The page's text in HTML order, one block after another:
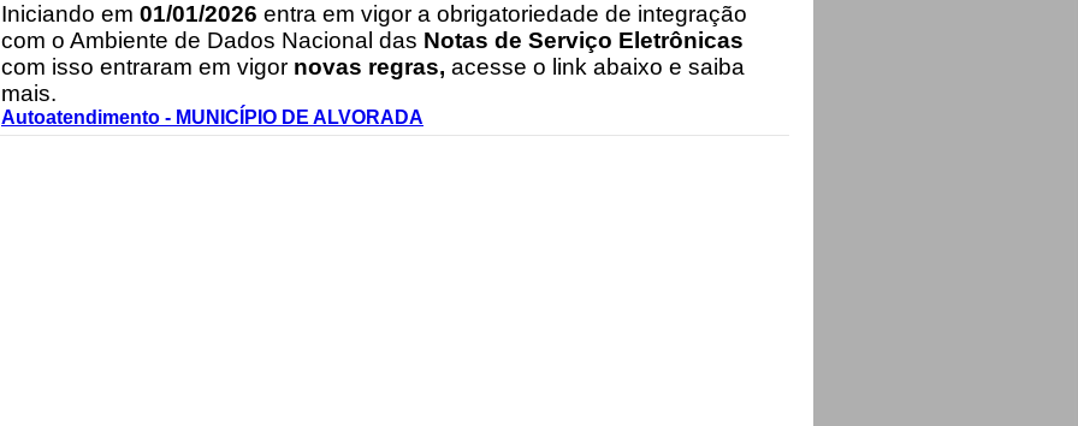
Iniciando em 01/01/2026 entra em vigor a obrigatoriedade de integração
com o Ambiente de Dados Nacional das Notas de Serviço Eletrônicas
com isso entraram em vigor novas regras, acesse o link abaixo e saiba
mais.
Autoatendimento - MUNICÍPIO DE ALVORADA